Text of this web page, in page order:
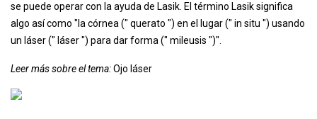
se puede operar con la ayuda de Lasik. El término Lasik significa
algo así como "la córnea (" querato ") en el lugar (" in situ ") usando
un láser (" láser ") para dar forma (" mileusis ")".
Leer más sobre el tema:Ojo láser